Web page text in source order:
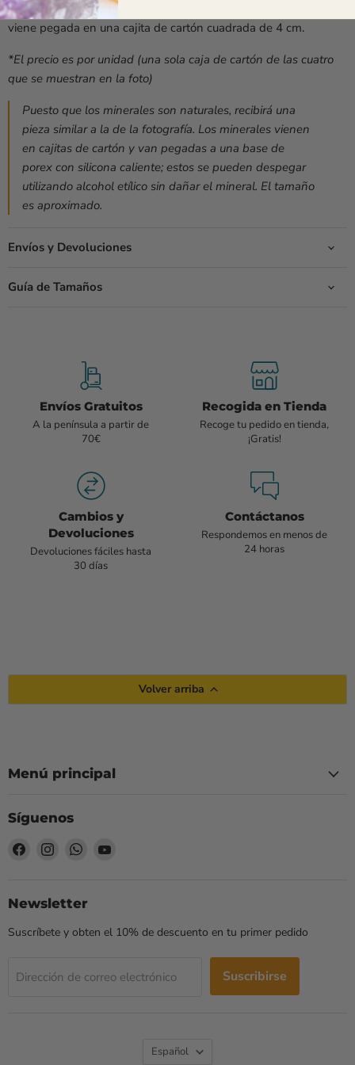
El mineral incluyeuna etiqueta con el nombre y procedencia y
viene pegada en una cajita de cartón cuadrada de 4 cm.
*El precio es por unidad (una sola caja de cartón de las cuatro
que se muestran en la foto)
Puesto que los minerales son naturales, recibirá una
pieza similar a la de la fotografía. Los minerales vienen
en cajitas de cartón y van pegadas a una base de
porex con silicona caliente; estos se pueden despegar
utilizando alcohol etílico sin dañar el mineral. El tamaño
es aproximado.
Envíos y Devoluciones
Guía de Tamaños
Envíos Gratuitos
A la península a partir de
70€
Recogida en Tienda
Recoge tu pedido en tienda,
¡Gratis!
Cambios y
Devoluciones
Devoluciones fáciles hasta
30 días
Contáctanos
Respondemos en menos de
24 horas
Volver arriba
Menú principal
Síguenos
EncuéntrenosEncuéntrenosEncuéntrenos
Newsletter
Suscríbete y obten el 10% de descuento en tu primer pedido
Dirección de correo electrónico Suscribirse
Idioma
Español